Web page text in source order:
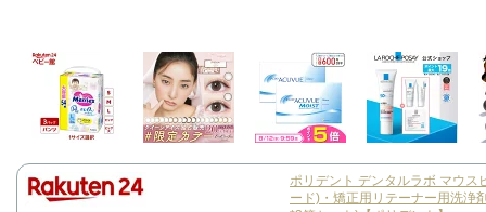
ポリデント デンタルラボ マウス
ード)・矯正用リテーナー用洗浄